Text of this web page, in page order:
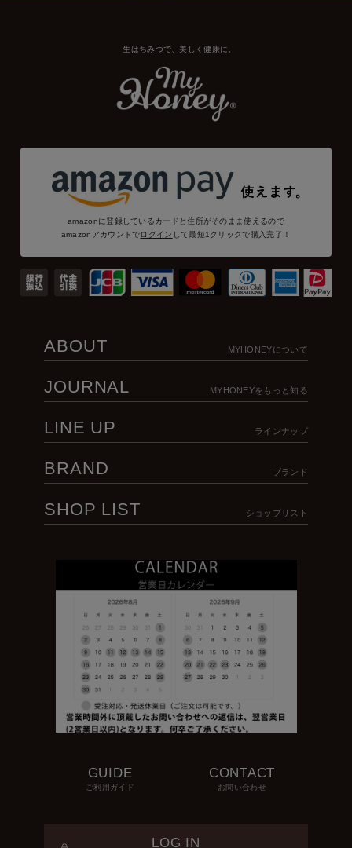
生はちみつで、美しく健康に。
amazonに登録しているカードと住所がそのまま使えるので
amazonアカウントでログイン して最短1クリックで購入完了！
ABOUT MYHONEYについて
JOURNAL MYHONEYをもっと知る
LINE UP ラインナップ
BRAND ブランド
SHOP LIST ショップリスト
GUIDE
ご利用ガイド
CONTACT
お問い合わせ
LOG IN